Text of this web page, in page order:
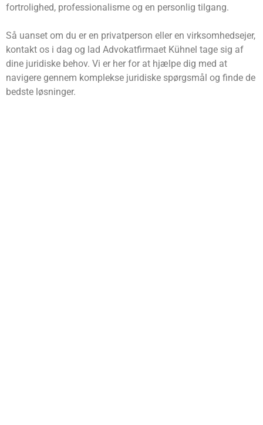
fortrolighed, professionalisme og en personlig tilgang.
Så uanset om du er en privatperson eller en virksomhedsejer,
kontakt os i dag og lad Advokatfirmaet Kühnel tage sig af
dine juridiske behov. Vi er her for at hjælpe dig med at
navigere gennem komplekse juridiske spørgsmål og finde de
bedste løsninger.